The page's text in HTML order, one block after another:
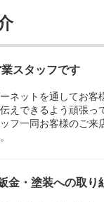
スタッフです
ネットを通してお客
えできるよう頑張っ
フ一同お客様のご来
金・塗装への取り